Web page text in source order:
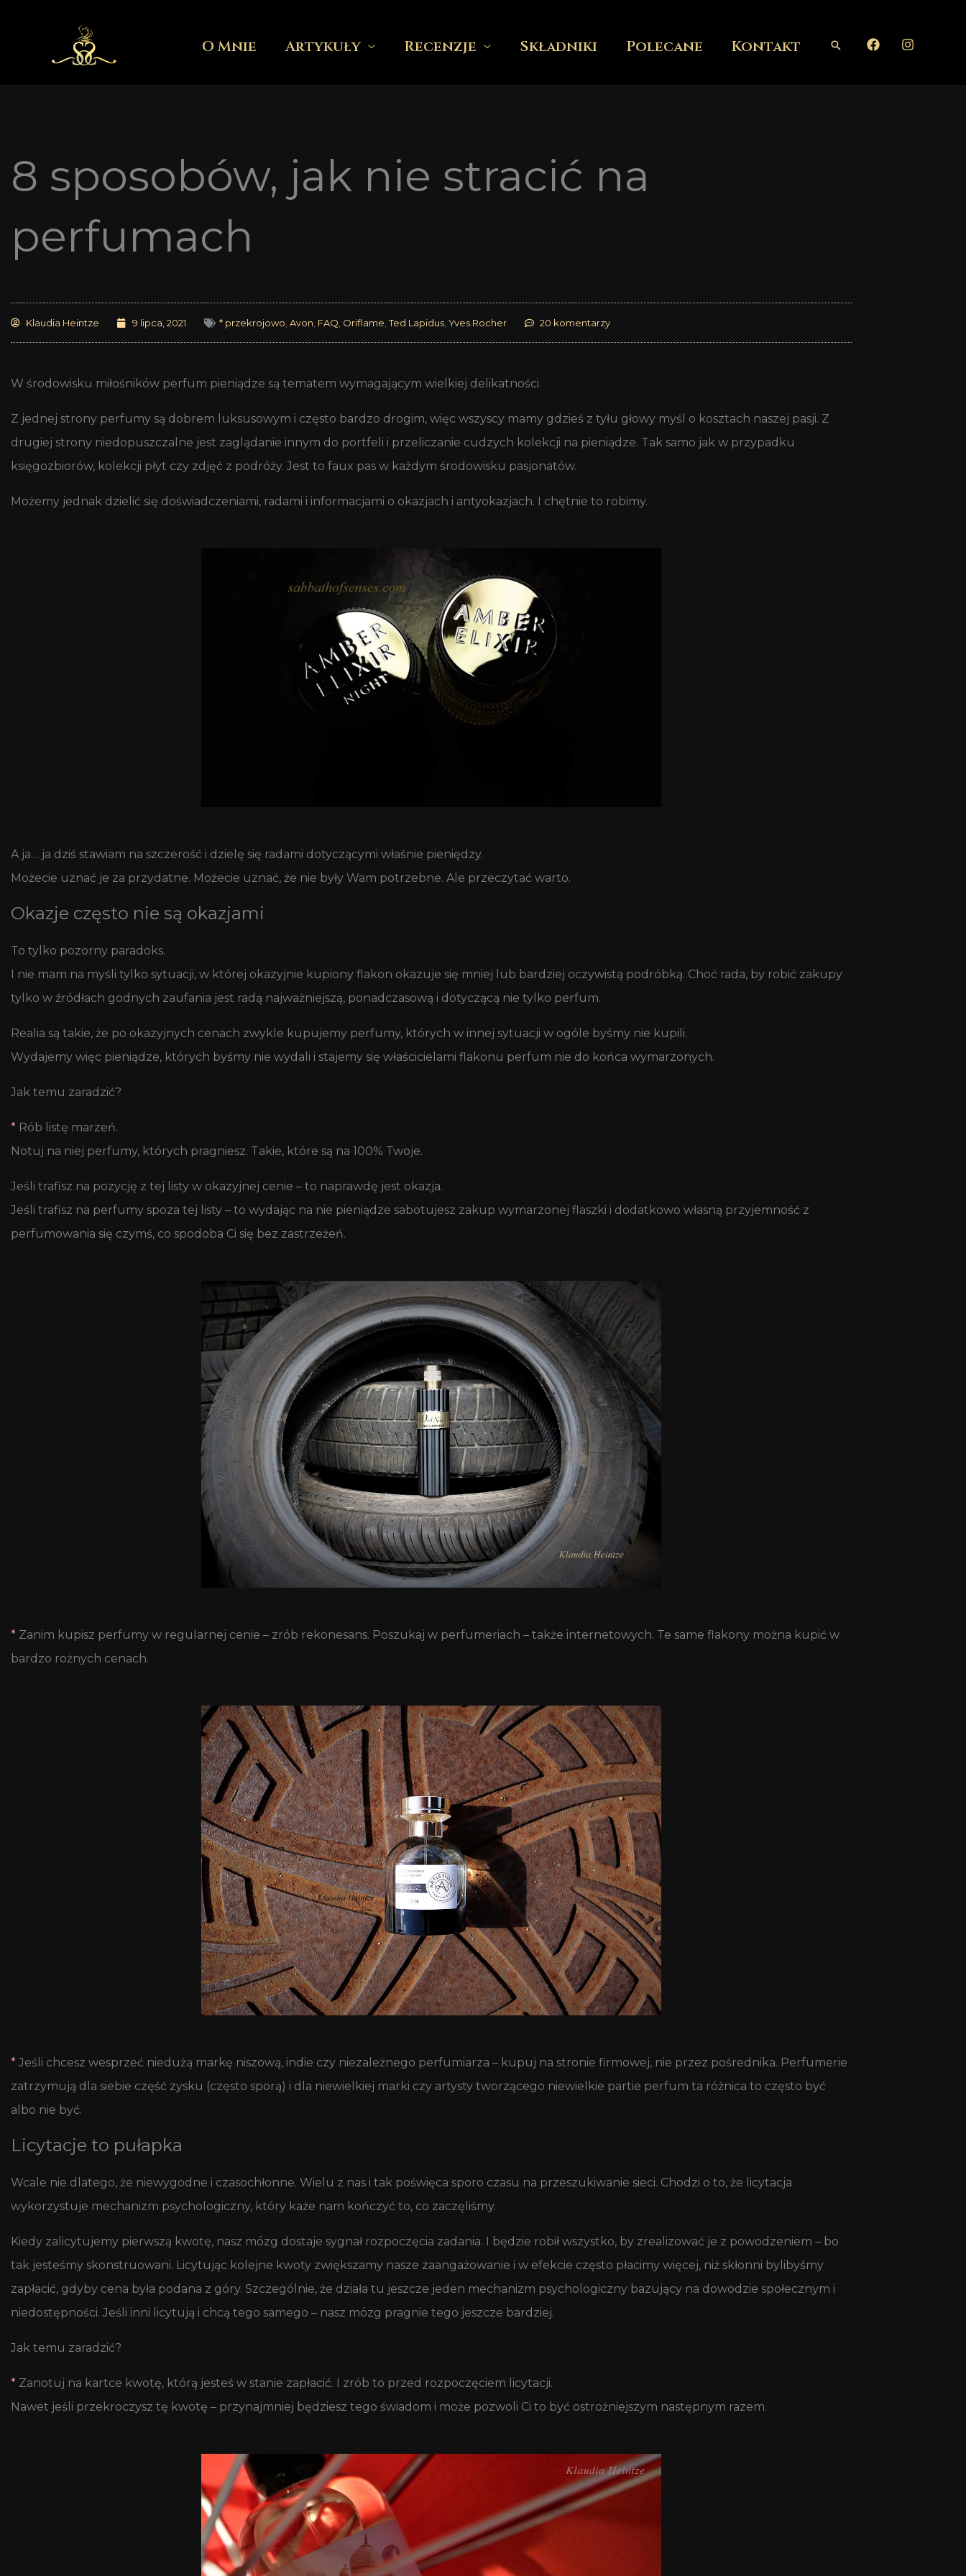
O Mnie Artykuły Recenzje Składniki Polecane Kontakt Szukaj
8 sposobów, jak nie stracić na
perfumach
Klaudia Heintze 9 lipca, 2021 * przekrojowo Avon FAQ Oriflame ,Ted Lapidus Yves Rocher 20 komentarzy
W środowisku miłośników perfum pieniądze są tematem wymagającym wielkiej delikatności.
Z jednej strony perfumy są dobrem luksusowym i często bardzo drogim, więc wszyscy mamy gdzieś z tyłu głowy myśl o kosztach naszej pasji. Z
drugiej strony niedopuszczalne jest zaglądanie innym do portfeli i przeliczanie cudzych kolekcji na pieniądze. Tak samo jak w przypadku
księgozbiorów, kolekcji płyt czy zdjęć z podróży. Jest to faux pas w każdym środowisku pasjonatów.
Możemy jednak dzielić się doświadczeniami, radami i informacjami o okazjach i antyokazjach. I chętnie to robimy.
A ja… ja dziś stawiam na szczerość i dzielę się radami dotyczącymi właśnie pieniędzy.
Możecie uznać je za przydatne. Możecie uznać, że nie były Wam potrzebne. Ale przeczytać warto.
Okazje często nie są okazjami
To tylko pozorny paradoks.
I nie mam na myśli tylko sytuacji, w której okazyjnie kupiony flakon okazuje się mniej lub bardziej oczywistą podróbką. Choć rada, by robić zakupy
tylko w źródłach godnych zaufania jest radą najważniejszą, ponadczasową i dotyczącą nie tylko perfum.
Realia są takie, że po okazyjnych cenach zwykle kupujemy perfumy, których w innej sytuacji w ogóle byśmy nie kupili.
Wydajemy więc pieniądze, których byśmy nie wydali i stajemy się właścicielami flakonu perfum nie do końca wymarzonych.
Jak temu zaradzić?
* Rób listę marzeń.
Notuj na niej perfumy, których pragniesz. Takie, które są na 100% Twoje.
Jeśli trafisz na pozycję z tej listy w okazyjnej cenie – to naprawdę jest okazja.
Jeśli trafisz na perfumy spoza tej listy – to wydając na nie pieniądze sabotujesz zakup wymarzonej flaszki i dodatkowo własną przyjemność z
perfumowania się czymś, co spodoba Ci się bez zastrzeżeń.
* Zanim kupisz perfumy w regularnej cenie – zrób rekonesans. Poszukaj w perfumeriach – także internetowych. Te same flakony można kupić w
bardzo rożnych cenach.
* Jeśli chcesz wesprzeć niedużą markę niszową, indie czy niezależnego perfumiarza – kupuj na stronie firmowej, nie przez pośrednika. Perfumerie
zatrzymują dla siebie część zysku (często sporą) i dla niewielkiej marki czy artysty tworzącego niewielkie partie perfum ta różnica to często być
albo nie być.
Licytacje to pułapka
Wcale nie dlatego, że niewygodne i czasochłonne. Wielu z nas i tak poświęca sporo czasu na przeszukiwanie sieci. Chodzi o to, że licytacja
wykorzystuje mechanizm psychologiczny, który każe nam kończyć to, co zaczęliśmy.
Kiedy zalicytujemy pierwszą kwotę, nasz mózg dostaje sygnał rozpoczęcia zadania. I będzie robił wszystko, by zrealizować je z powodzeniem – bo
tak jesteśmy skonstruowani. Licytując kolejne kwoty zwiększamy nasze zaangażowanie i w efekcie często płacimy więcej, niż skłonni bylibyśmy
zapłacić, gdyby cena była podana z góry. Szczególnie, że działa tu jeszcze jeden mechanizm psychologiczny bazujący na dowodzie społecznym i
niedostępności. Jeśli inni licytują i chcą tego samego – nasz mózg pragnie tego jeszcze bardziej.
Jak temu zaradzić?
* Zanotuj na kartce kwotę, którą jesteś w stanie zapłacić. I zrób to przed rozpoczęciem licytacji.
Nawet jeśli przekroczysz tę kwotę – przynajmniej będziesz tego świadom i może pozwoli Ci to być ostrożniejszym następnym razem.